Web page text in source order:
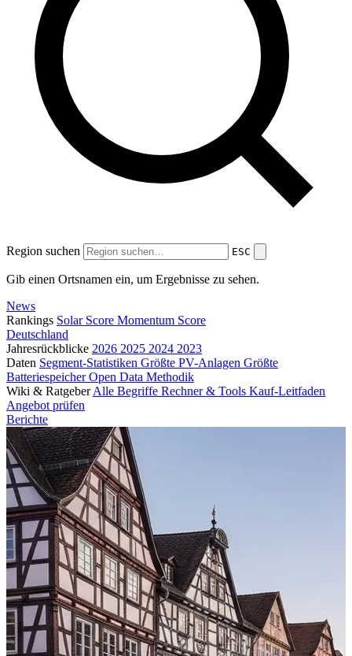
Region suchen ESC
Gib einen Ortsnamen ein, um Ergebnisse zu sehen.
News
Rankings Solar Score Momentum Score
Deutschland
Jahresrückblicke 2026 2025 2024 2023
Daten Segment-Statistiken Größte PV-Anlagen Größte
BatteriespeicherOpen Data Methodik
Wiki & Ratgeber Alle Begriffe Rechner & Tools Kauf-Leitfaden
Angebot prüfen
Berichte